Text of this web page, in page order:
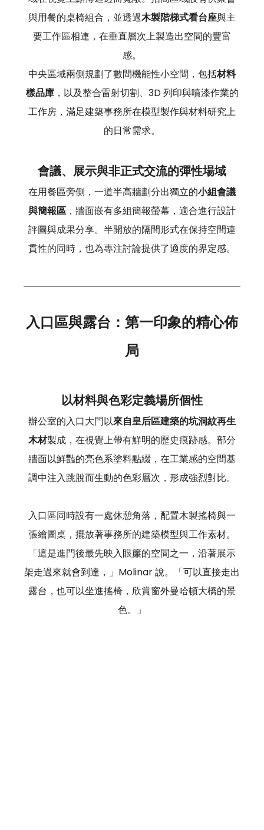
與用餐的桌椅組合，並透過木製階梯式看台座與主
要工作區相連，在垂直層次上製造出空間的豐富
感。
中央區域兩側規劃了數間機能性小空間，包括材料
樣品庫，以及整合雷射切割、3D 列印與噴漆作業的
工作房，滿足建築事務所在模型製作與材料研究上
的日常需求。
會議、展示與非正式交流的彈性場域
在用餐區旁側，一道半高牆劃分出獨立的小組會議
與簡報區 ，牆面嵌有多組簡報螢幕，適合進行設計
評圖與成果分享。半開放的隔間形式在保持空間連
貫性的同時，也為專注討論提供了適度的界定感。
入口區與露台：第一印象的精心佈
局
以材料與色彩定義場所個性
辦公室的入口大門以來自皇后區建築的坑洞紋再生
木材製成，在視覺上帶有鮮明的歷史痕跡感。部分
牆面以鮮豔的亮色系塗料點綴，在工業感的空間基
調中注入跳脫而生動的色彩層次，形成強烈對比。
入口區同時設有一處休憩角落，配置木製搖椅與一
張繪圖桌，擺放著事務所的建築模型與工作素材。
「這是進門後最先映入眼簾的空間之一，沿著展示
架走過來就會到達，」Molinar 說。「可以直接走出
露台，也可以坐進搖椅，欣賞窗外曼哈頓大橋的景
色。」